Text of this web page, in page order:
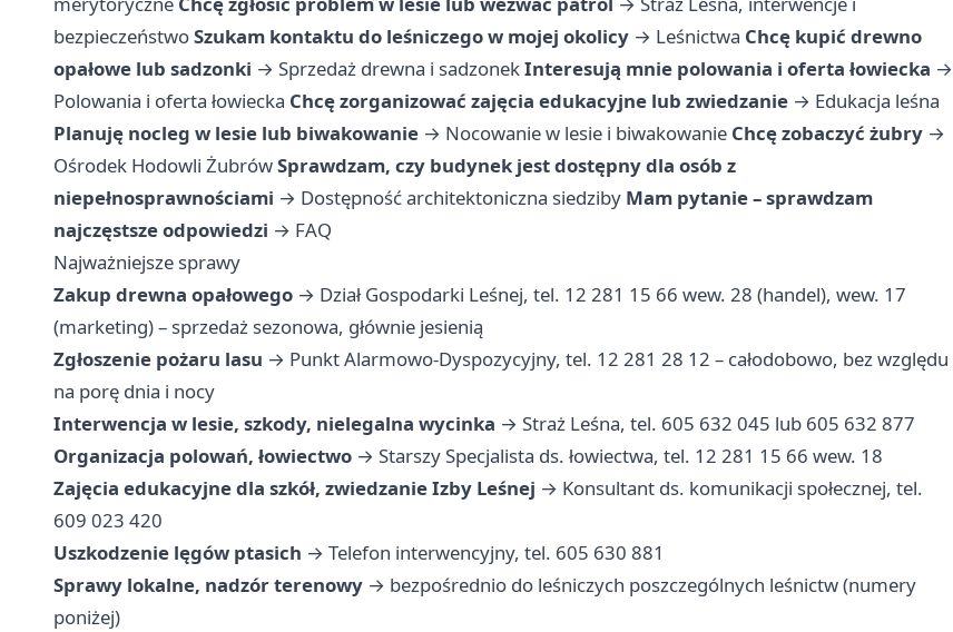
bezpieczeństwoSzukam kontaktu do leśniczego w mojej okolicy → Leśnictwa Chcę kupić drewno
opałowe lub sadzonki → Sprzedaż drewna i sadzonekInteresują mnie polowania i oferta łowiecka →
Polowania i oferta łowiecka Chcę zorganizować zajęcia edukacyjne lub zwiedzanie → Edukacja leśna
Planuję nocleg w lesie lub biwakowanie → Nocowanie w lesie i biwakowanie Chcę zobaczyć żubry →
Ośrodek Hodowli ŻubrówSprawdzam, czy budynek jest dostępny dla osób z
niepełnosprawnościami → Dostępność architektoniczna siedziby Mam pytanie – sprawdzam
najczęstsze odpowiedzi → FAQ
Najważniejsze sprawy
Zakup drewna opałowego → Dział Gospodarki Leśnej, tel. 12 281 15 66 wew. 28 (handel), wew. 17
(marketing) – sprzedaż sezonowa, głównie jesienią
Zgłoszenie pożaru lasu → Punkt Alarmowo-Dyspozycyjny, tel. 12 281 28 12 – całodobowo, bez względu
na porę dnia i nocy
Interwencja w lesie, szkody, nielegalna wycinka → Straż Leśna, tel. 605 632 045 lub 605 632 877
Organizacja polowań, łowiectwo → Starszy Specjalista ds. łowiectwa, tel. 12 281 15 66 wew. 18
Zajęcia edukacyjne dla szkół, zwiedzanie Izby Leśnej → Konsultant ds. komunikacji społecznej, tel.
609 023 420
Uszkodzenie lęgów ptasich → Telefon interwencyjny, tel. 605 630 881
Sprawy lokalne, nadzór terenowy → bezpośrednio do leśniczych poszczególnych leśnictw (numery
poniżej)